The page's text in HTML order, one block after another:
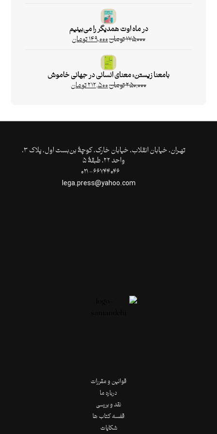
در ماه اوت همدیگر را می‌‌بینیم
۱۷۵,۰۰۰تومان۱۴۹,۰۰۰تومان
بامعنا زیستن: معنای انسانی در جهانی خاموش
۲۵۰,۰۰۰تومان۲۱۲,۵۰۰تومان
تهـران،‌ خیابان انقلاب، خیابان خارک، کوچۀ بن‌بست اول، پلاک ۳،
واحد ۲۲، طبقۀ ۵
قوانین و مقررات
درباره ما
نقد و بررسی
قفسه کتاب ها
شکایات